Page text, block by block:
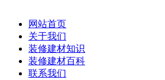
网站首页
关于我们
装修建材知识
装修建材百科
联系我们